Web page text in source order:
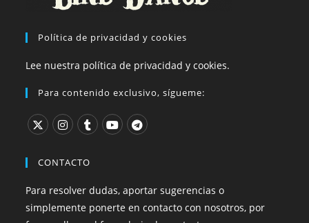
Política de privacidad y cookies
Lee nuestra política de privacidad y cookies.
Para contenido exclusivo, sígueme:
CONTACTO
Para resolver dudas, aportar sugerencias o
simplemente ponerte en contacto con nosotros, por